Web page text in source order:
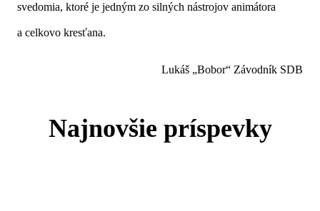
svedomia, ktoré je jedným zo silných nástrojov animátora
a celkovo kresťana.
Lukáš „Bobor“ Závodník SDB
Najnovšie príspevky
2 mesiace dozadu
Cez tieň obra
Deň 4 – Hriech s Betsabe, pokora a